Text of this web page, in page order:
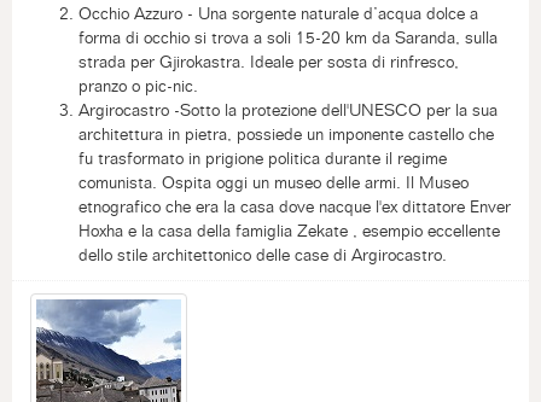
Occhio Azzuro - Una sorgente naturale d’acqua dolce a
forma di occhio si trova a soli 15-20 km da Saranda, sulla
strada per Gjirokastra. Ideale per sosta di rinfresco,
pranzo o pic-nic.
Argirocastro -Sotto la protezione dell'UNESCO per la sua
architettura in pietra, possiede un imponente castello che
fu trasformato in prigione politica durante il regime
comunista. Ospita oggi un museo delle armi. Il Museo
etnografico che era la casa dove nacque l'ex dittatore Enver
Hoxha e la casa della famiglia Zekate , esempio eccellente
dello stile architettonico delle case di Argirocastro.